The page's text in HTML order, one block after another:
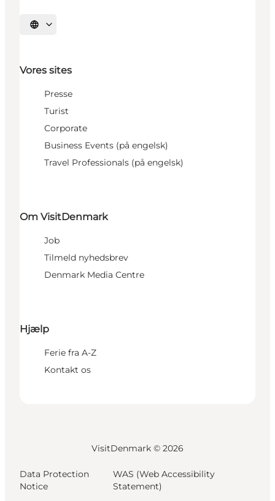
Vælg sprog
Vores sites
Presse
Turist
Corporate
Business Events (på engelsk)
Travel Professionals (på engelsk)
Om VisitDenmark
Job
Tilmeld nyhedsbrev
Denmark Media Centre
Hjælp
Ferie fra A-Z
Kontakt os
VisitDenmark © 2026
Data Protection
Notice
WAS (Web Accessibility
Statement)